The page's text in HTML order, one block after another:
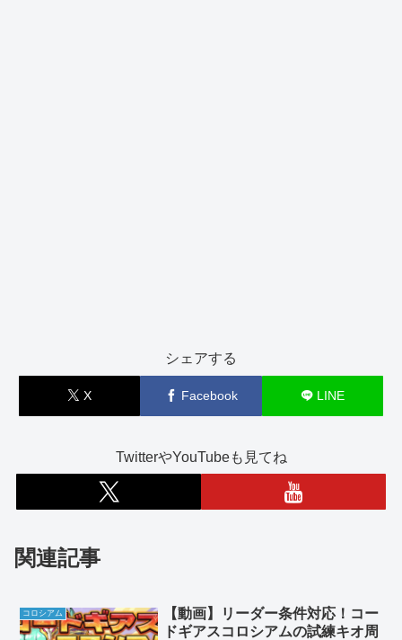
シェアする
X Facebook LINE
TwitterやYouTubeも見てね
関連記事
コロシアム
【動画】リーダー条件対応！コー
ドギアスコロシアムの試練キオ周